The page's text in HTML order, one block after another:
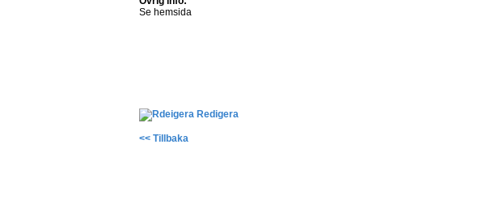
Se hemsida
Redigera
<< Tillbaka